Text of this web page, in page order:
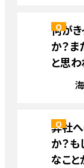
何が
か？
と思
弊社
か？
なこ